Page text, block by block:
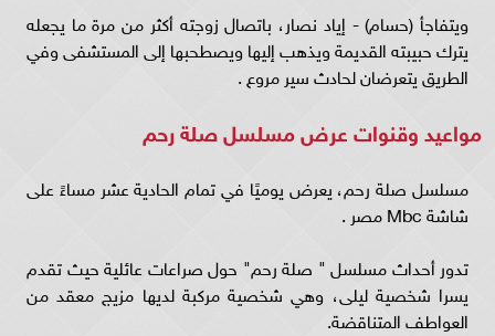
ويتفاجأ (حسام) - إياد نصار، باتصال زوجته أكثر من مرة ما يجعله
يترك حبيبته القديمة ويذهب إليها ويصطحبها إلى المستشفى وفي
الطريق يتعرضان لحادث سير مروع .
مواعيد وقنوات عرض مسلسل صلة رحم
مسلسل صلة رحم، يعرض يوميًا في تمام الحادية عشر مساءً على
شاشة Mbc مصر .
تدور أحداث مسلسل " صلة رحم" حول صراعات عائلية حيث تقدم
يسرا شخصية ليلى، وهي شخصية مركبة لديها مزيج معقد من
العواطف المتناقضة.